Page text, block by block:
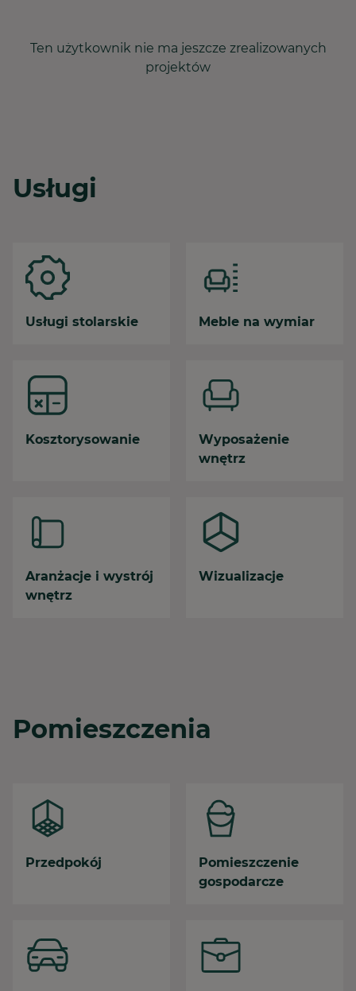
Ten użytkownik nie ma jeszcze zrealizowanych
projektów
Usługi
Usługi stolarskie Meble na wymiar
Kosztorysowanie
Wyposażenie
wnętrz
Aranżacje i wystrój
wnętrz
Wizualizacje
Pomieszczenia
Przedpokój
Pomieszczenie
gospodarcze